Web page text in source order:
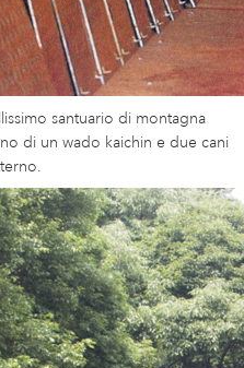
santuario di montagna
di un wado kaichin e due cani